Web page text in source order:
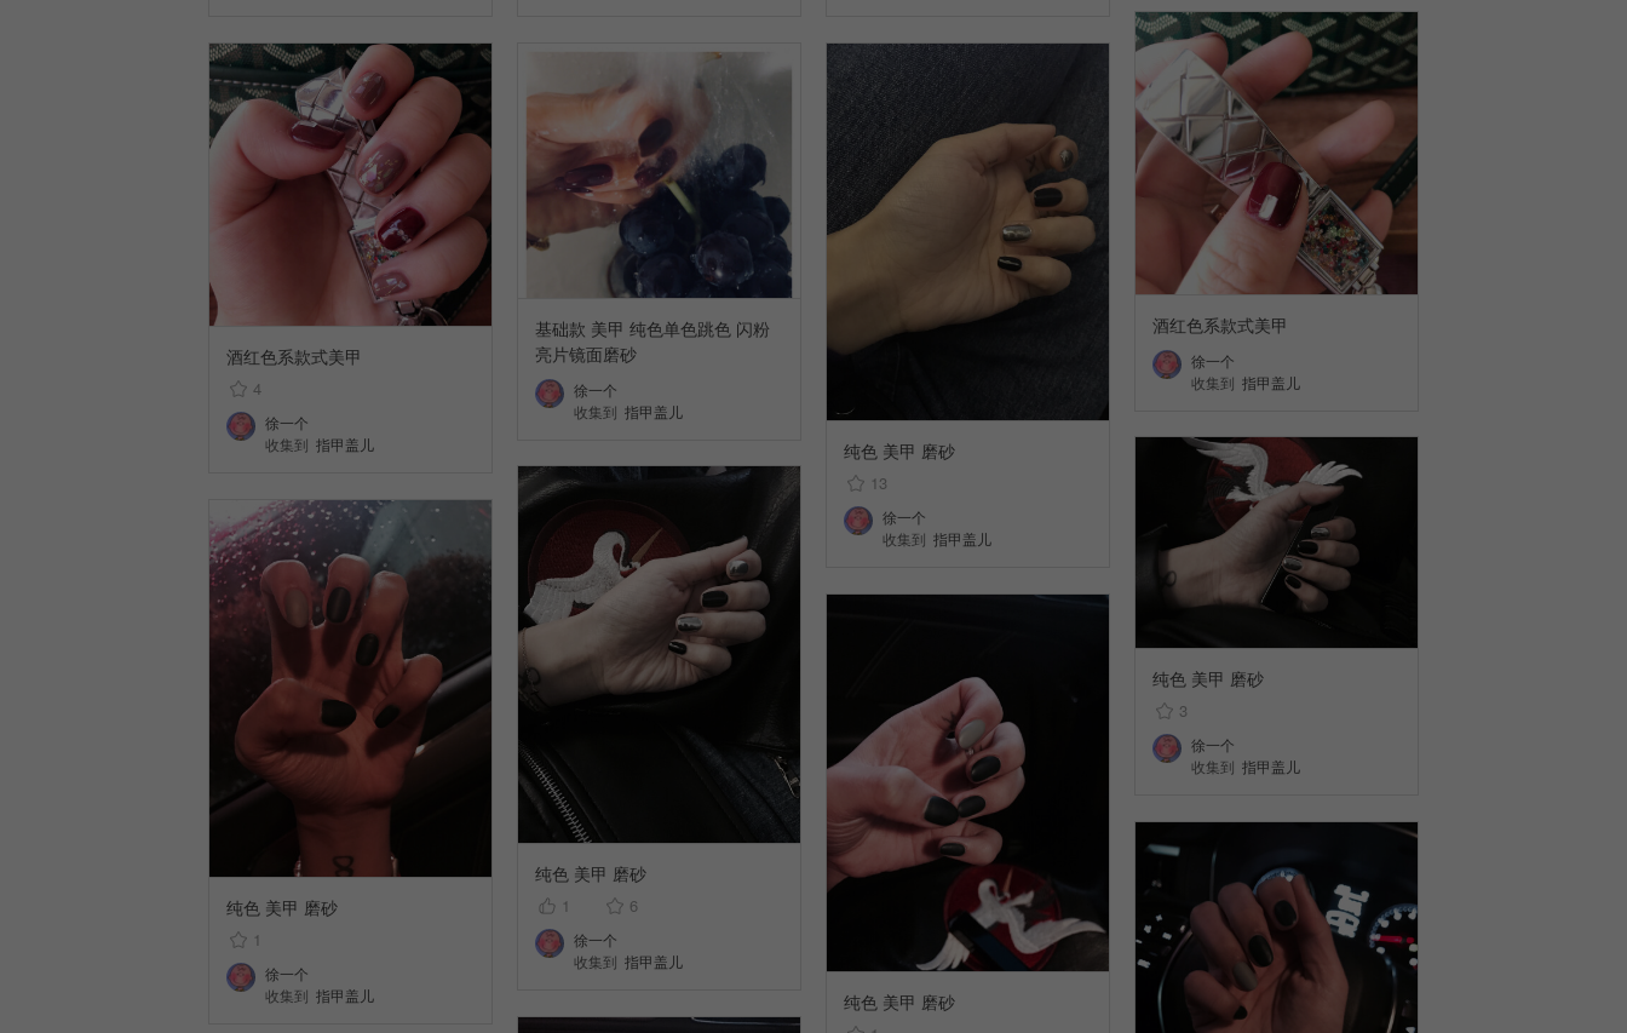
酒红色系款式美甲
徐一个
收集到 指甲盖儿
酒红色系款式美甲
4
徐一个
收集到 指甲盖儿
基础款 美甲 纯色单色跳色 闪粉
亮片镜面磨砂
徐一个
收集到 指甲盖儿
纯色 美甲 磨砂
13
徐一个
收集到 指甲盖儿
纯色 美甲 磨砂
3
徐一个
收集到 指甲盖儿
纯色 美甲 磨砂
1 6
徐一个
收集到 指甲盖儿
纯色 美甲 磨砂
1
徐一个
收集到 指甲盖儿 纯色 美甲 磨砂